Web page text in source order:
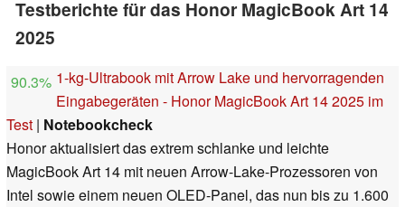
Testberichte für das Honor MagicBook Art 14
2025
90.3% 1-kg-Ultrabook mit Arrow Lake und hervorragenden
Eingabegeräten - Honor MagicBook Art 14 2025 im
Test | Notebookcheck
Honor aktualisiert das extrem schlanke und leichte
MagicBook Art 14 mit neuen Arrow-Lake-Prozessoren von
Intel sowie einem neuen OLED-Panel, das nun bis zu 1.600